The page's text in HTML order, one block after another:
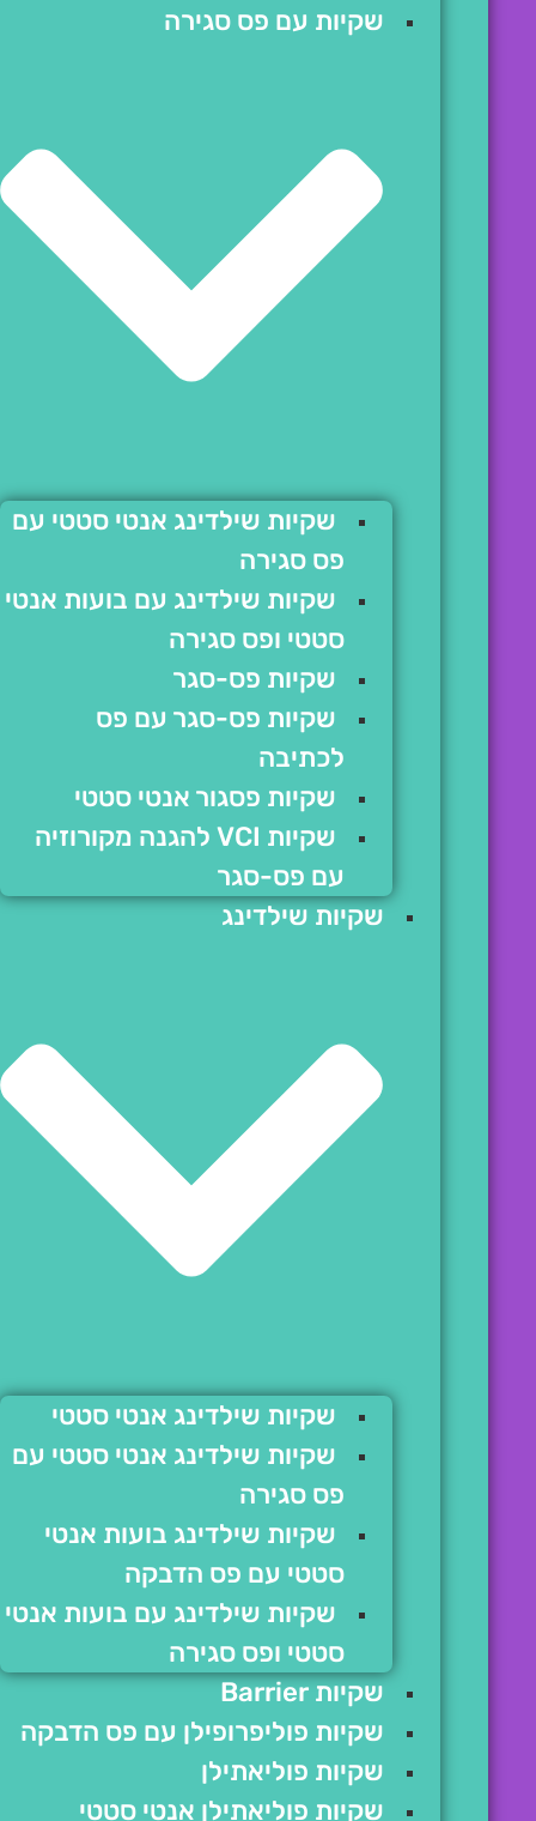
שקיות עם פס סגירה
שקיות שילדינג אנטי סטטי עם
פס סגירה
שקיות שילדינג עם בועות אנטי
סטטי ופס סגירה
שקיות פס-סגר
שקיות פס-סגר עם פס
לכתיבה
שקיות פסגור אנטי סטטי
שקיות VCI להגנה מקורוזיה
עם פס-סגר
שקיות שילדינג
שקיות שילדינג אנטי סטטי
שקיות שילדינג אנטי סטטי עם
פס סגירה
שקיות שילדינג בועות אנטי
סטטי עם פס הדבקה
שקיות שילדינג עם בועות אנטי
סטטי ופס סגירה
שקיות Barrier
שקיות פוליפרופילן עם פס הדבקה
שקיות פוליאתילן
שקיות פוליאתילן אנטי סטטי